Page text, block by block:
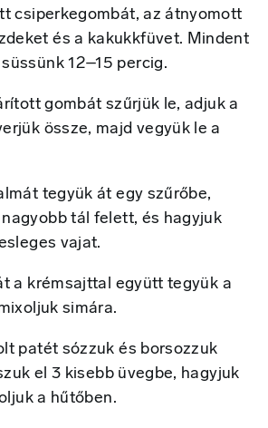
csiperkegombát, az átnyomott
és a kakukkfüvet. Mindent
12–15 percig.
gombát szűrjük le, adjuk a
össze, majd vegyük le a
tegyük át egy szűrőbe,
tál felett, és hagyjuk
vajat.
a krémsajttal együtt tegyük a
simára.
patét sózzuk és borsozzuk
el 3 kisebb üvegbe, hagyjuk
a hűtőben.